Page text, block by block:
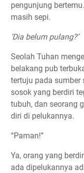
pengunjung
masih sepi.
‘Dia belum pulang?’
Seolah Tuhan
belakang pub
tertuju pada sumber
sosok yang berdiri
tubuh, dan seorang
diri di pelukannya.
“Paman!”
Ya, orang yang
ada dipelukannya